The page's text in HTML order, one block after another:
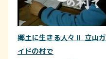
郷土に生きる人々Ⅱ 立山ガ
イドの村で